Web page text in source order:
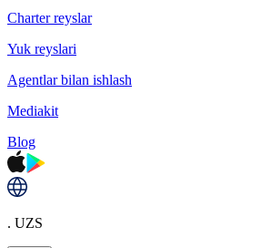
Charter reyslar
Yuk reyslari
Agentlar bilan ishlash
Mediakit
Blog
. UZS